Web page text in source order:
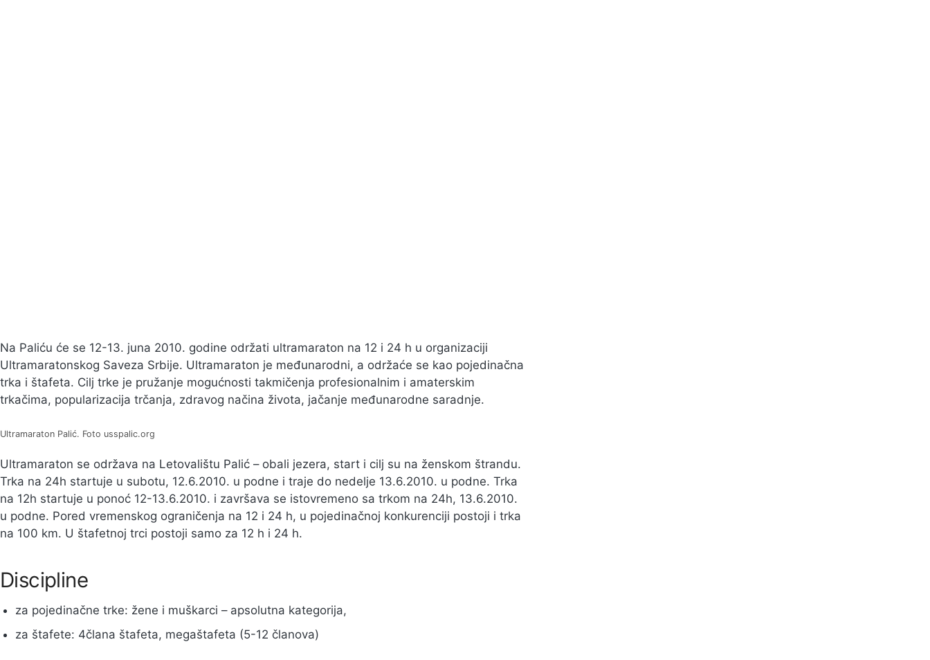
Na Paliću će se 12-13. juna 2010. godine održati ultramaraton na 12 i 24 h u organizaciji
Ultramaratonskog Saveza Srbije. Ultramaraton je međunarodni, a održaće se kao pojedinačna
trka i štafeta. Cilj trke je pružanje mogućnosti takmičenja profesionalnim i amaterskim
trkačima, popularizacija trčanja, zdravog načina života, jačanje međunarodne saradnje.
Ultramaraton Palić. Foto usspalic.org
Ultramaraton se održava na Letovalištu Palić – obali jezera, start i cilj su na ženskom štrandu.
Trka na 24h startuje u subotu, 12.6.2010. u podne i traje do nedelje 13.6.2010. u podne. Trka
na 12h startuje u ponoć 12-13.6.2010. i završava se istovremeno sa trkom na 24h, 13.6.2010.
u podne. Pored vremenskog ograničenja na 12 i 24 h, u pojedinačnoj konkurenciji postoji i trka
na 100 km. U štafetnoj trci postoji samo za 12 h i 24 h.
Discipline
za pojedinačne trke: žene i muškarci – apsolutna kategorija,
za štafete: 4člana štafeta, megaštafeta (5-12 članova)